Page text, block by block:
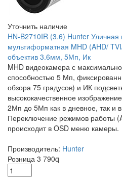
Уточнить наличие
HN-B2710IR (3.6) Hunter Уличная
мультиформатная MHD (AHD/
объектив 3.6мм, 5Мп, Ик
MHD видеокамера с
способностью 5 Мп,
обзора 75 градусов) и ИК
высококачественное
2Мп до 5Мп как в дневное, так и
Переключение режимов работы
происходит в OSD меню камеры.
Производитель: Hunter
Розница 3 790q